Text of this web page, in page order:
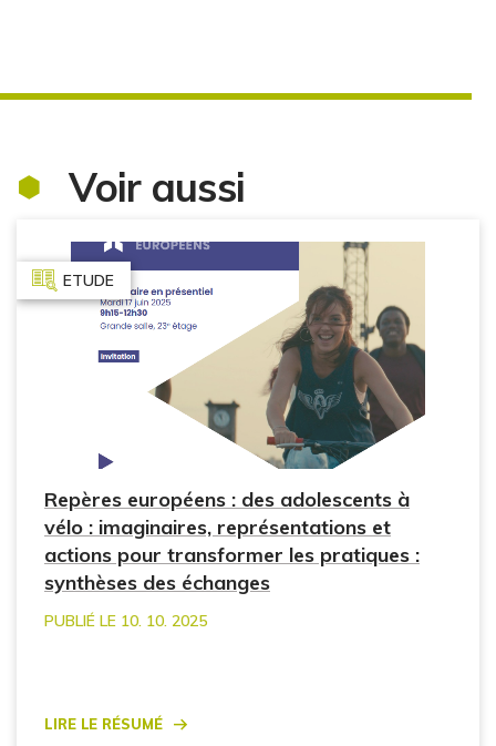
Voir aussi
ETUDE
Repères européens : des adolescents à
vélo : imaginaires, représentations et
actions pour transformer les pratiques :
synthèses des échanges
PUBLIÉ LE 10. 10. 2025
Lire le résumé